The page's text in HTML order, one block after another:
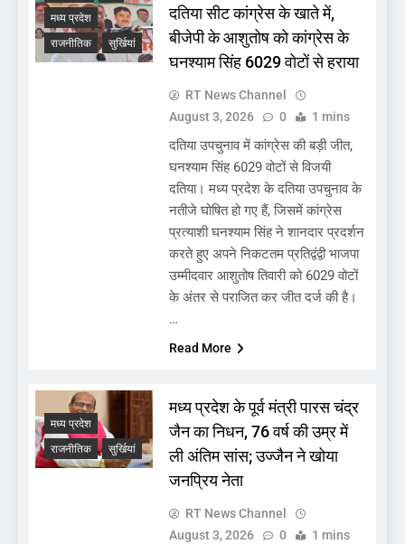
मध्य प्रदेश
राजनीतिक
सुर्खियां
दतिया सीट कांग्रेस के खाते में,
बीजेपी के आशुतोष को कांग्रेस के
घनश्याम सिंह 6029 वोटों से हराया
RT News Channel
August 3, 2026
0 1 mins
दतिया उपचुनाव में कांग्रेस की बड़ी जीत,
घनश्याम सिंह 6029 वोटों से विजयी
दतिया। मध्य प्रदेश के दतिया उपचुनाव के
नतीजे घोषित हो गए हैं, जिसमें कांग्रेस
प्रत्याशी घनश्याम सिंह ने शानदार प्रदर्शन
करते हुए अपने निकटतम प्रतिद्वंद्वी भाजपा
उम्मीदवार आशुतोष तिवारी को 6029 वोटों
के अंतर से पराजित कर जीत दर्ज की है।
…
Read More
मध्य प्रदेश
राजनीतिक
सुर्खियां
मध्य प्रदेश के पूर्व मंत्री पारस चंद्र
जैन का निधन, 76 वर्ष की उम्र में
ली अंतिम सांस; उज्जैन ने खोया
जनप्रिय नेता
RT News Channel
August 3, 2026
0 1 mins